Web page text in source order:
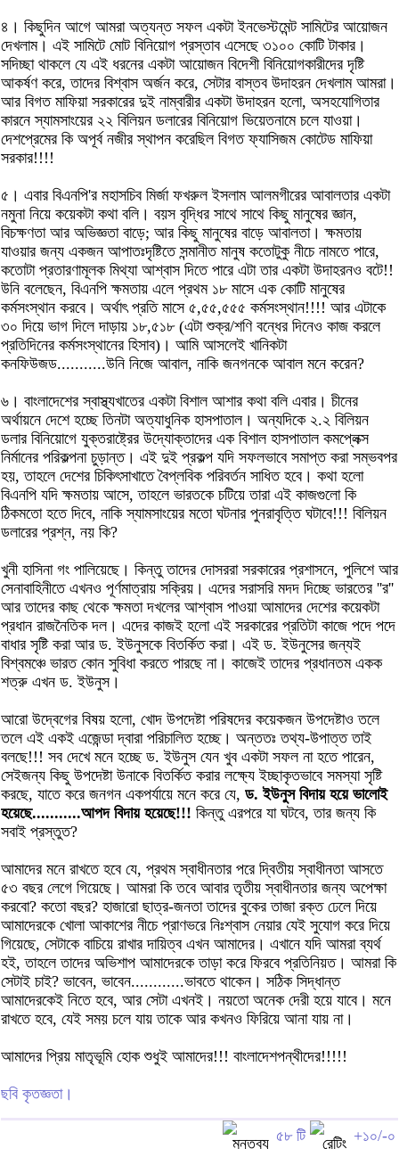
৪। কিছুদিন আগে আমরা অত্যন্ত সফল একটা ইনভেস্টমেন্ট সামিটের আয়োজন
দেখলাম। এই সামিটে মোট বিনিয়োগ প্রস্তাব এসেছে ৩১০০ কোটি টাকার।
সদিচ্ছা থাকলে যে এই ধরনের একটা আয়োজন বিদেশী বিনিয়োগকারীদের দৃষ্টি
আকর্ষণ করে, তাদের বিশ্বাস অর্জন করে, সেটার বাস্তব উদাহরন দেখলাম আমরা।
আর বিগত মাফিয়া সরকারের দুই নাম্বারীর একটা উদাহরন হলো, অসহযোগিতার
কারনে স্যামসাংয়ের ২২ বিলিয়ন ডলারের বিনিয়োগ ভিয়েতনামে চলে যাওয়া।
দেশপ্রেমের কি অপূর্ব নজীর স্থাপন করেছিল বিগত ফ্যাসিজম কোটেড মাফিয়া
সরকার!!!!
৫। এবার বিএনপি'র মহাসচিব মির্জা ফখরুল ইসলাম আলমগীরের আবালতার একটা
নমুনা নিয়ে কয়েকটা কথা বলি। বয়স বৃদ্ধির সাথে সাথে কিছু মানুষের জ্ঞান,
বিচক্ষণতা আর অভিজ্ঞতা বাড়ে; আর কিছু মানুষের বাড়ে আবালতা। ক্ষমতায়
যাওয়ার জন্য একজন আপাতঃদৃষ্টিতে সন্মানীত মানুষ কতোটুকু নীচে নামতে পারে,
কতোটা প্রতারণামূলক মিথ্যা আশ্বাস দিতে পারে এটা তার একটা উদাহরনও বটে!!
উনি বলেছেন, বিএনপি ক্ষমতায় এলে প্রথম ১৮ মাসে এক কোটি মানুষের
কর্মসংস্থান করবে। অর্থাৎ প্রতি মাসে ৫,৫৫,৫৫৫ কর্মসংস্থান!!!! আর এটাকে
৩০ দিয়ে ভাগ দিলে দাড়ায় ১৮,৫১৮ (এটা শুক্র/শণি বন্ধের দিনেও কাজ করলে
প্রতিদিনের কর্মসংস্থানের হিসাব)। আমি আসলেই খানিকটা
কনফিউজড...........উনি নিজে আবাল, নাকি জনগনকে আবাল মনে করেন?
৬। বাংলাদেশের স্বাস্থ্যখাতের একটা বিশাল আশার কথা বলি এবার। চীনের
অর্থায়নে দেশে হচ্ছে তিনটা অত্যাধুনিক হাসপাতাল। অন্যদিকে ২.২ বিলিয়ন
ডলার বিনিয়োগে যুক্তরাষ্ট্রের উদ্যোক্তাদের এক বিশাল হাসপাতাল কমপ্লেক্স
নির্মানের পরিকল্পনা চুড়ান্ত। এই দুই প্রকল্প যদি সফলভাবে সমাপ্ত করা সম্ভবপর
হয়, তাহলে দেশের চিকিৎসাখাতে বৈপ্লবিক পরিবর্তন সাধিত হবে। কথা হলো
বিএনপি যদি ক্ষমতায় আসে, তাহলে ভারতকে চটিয়ে তারা এই কাজগুলো কি
ঠিকমতো হতে দিবে, নাকি স্যামসাংয়ের মতো ঘটনার পুনরাবৃত্তি ঘটাবে!!! বিলিয়ন
ডলারের প্রশ্ন, নয় কি?
খুনী হাসিনা গং পালিয়েছে। কিন্তু তাদের দোসররা সরকারের প্রশাসনে, পুলিশে আর
সেনাবাহিনীতে এখনও পূর্ণমাত্রায় সক্রিয়। এদের সরাসরি মদদ দিচ্ছে ভারতের ''র''
আর তাদের কাছ থেকে ক্ষমতা দখলের আশ্বাস পাওয়া আমাদের দেশের কয়েকটা
প্রধান রাজনৈতিক দল। এদের কাজই হলো এই সরকারের প্রতিটা কাজে পদে পদে
বাধার সৃষ্টি করা আর ড. ইউনুসকে বিতর্কিত করা। এই ড. ইউনুসের জন্যই
বিশ্বমঞ্চে ভারত কোন সুবিধা করতে পারছে না। কাজেই তাদের প্রধানতম একক
শত্রু এখন ড. ইউনুস।
আরো উদ্বেগের বিষয় হলো, খোদ উপদেষ্টা পরিষদের কয়েকজন উপদেষ্টাও তলে
তলে এই একই এজেন্ডা দ্বারা পরিচালিত হচ্ছে। অন্ততঃ তথ্য-উপাত্ত তাই
বলছে!!! সব দেখে মনে হচ্ছে ড. ইউনুস যেন খুব একটা সফল না হতে পারেন,
সেইজন্য কিছু উপদেষ্টা উনাকে বিতর্কিত করার লক্ষ্যে ইচ্ছাকৃতভাবে সমস্যা সৃষ্টি
করছে, যাতে করে জনগন একপর্যায়ে মনে করে যে, ড. ইউনুস বিদায় হয়ে ভালোই
হয়েছে...........আপদ বিদায় হয়েছে!!! কিন্তু এরপরে যা ঘটবে, তার জন্য কি
সবাই প্রস্তুত?
আমাদের মনে রাখতে হবে যে, প্রথম স্বাধীনতার পরে দ্বিতীয় স্বাধীনতা আসতে
৫৩ বছর লেগে গিয়েছে। আমরা কি তবে আবার তৃতীয় স্বাধীনতার জন্য অপেক্ষা
করবো? কতো বছর? হাজারো ছাত্র-জনতা তাদের বুকের তাজা রক্ত ঢেলে দিয়ে
আমাদেরকে খোলা আকাশের নীচে প্রাণভরে নিঃশ্বাস নেয়ার যেই সুযোগ করে দিয়ে
গিয়েছে, সেটাকে বাচিয়ে রাখার দায়িত্ব এখন আমাদের। এখানে যদি আমরা ব্যর্থ
হই, তাহলে তাদের অভিশাপ আমাদেরকে তাড়া করে ফিরবে প্রতিনিয়ত। আমরা কি
সেটাই চাই? ভাবেন, ভাবেন............ভাবতে থাকেন। সঠিক সিদ্ধান্ত
আমাদেরকেই নিতে হবে, আর সেটা এখনই। নয়তো অনেক দেরী হয়ে যাবে। মনে
রাখতে হবে, যেই সময় চলে যায় তাকে আর কখনও ফিরিয়ে আনা যায় না।
আমাদের প্রিয় মাতৃভূমি হোক শুধুই আমাদের!!! বাংলাদেশপন্থীদের!!!!!
ছবি কৃতজ্ঞতা।
৫৮ টি +১০/-০